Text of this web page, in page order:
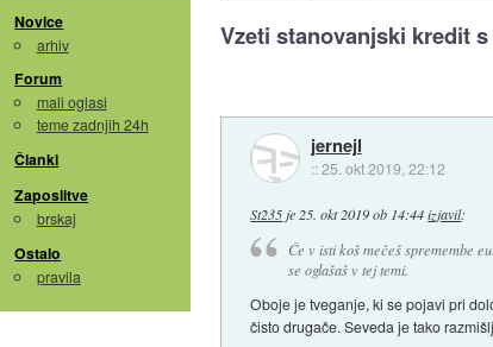
Novice
arhiv
Forum
mali oglasi
teme zadnjih 24h
Članki
Zaposlitve
brskaj
Ostalo
pravila
Vzeti stanovanjski kredit
jernejl
::25. okt 2019, 22:12
St235 je 25. okt 2019 ob 14:44 izjavil:
Če v isti koš mečeš spremembe
se oglašaš v tej temi.
Oboje je tveganje, ki se pojavi pri
čisto drugače. Seveda je tako